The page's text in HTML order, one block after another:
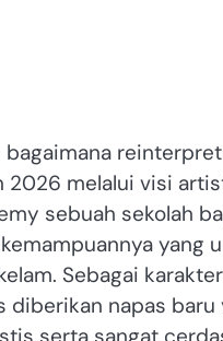
melalui visi
sebuah sekolah
yang
Sebagai
napas